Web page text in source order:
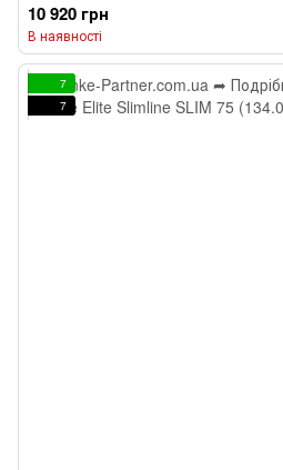
10 920 грн
В наявності
7
7